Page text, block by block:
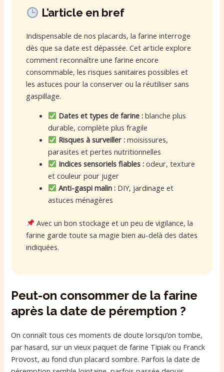
L’article en bref
Indispensable de nos placards, la farine interroge
dès que sa date est dépassée. Cet article explore
comment reconnaître une farine encore
consommable, les risques sanitaires possibles et
les astuces pour la conserver ou la réutiliser sans
gaspillage.
Dates et types de farine :blanche plus
durable, complète plus fragile
Risques à surveiller :moisissures,
parasites et pertes nutritionnelles
Indices sensoriels fiables :odeur, texture
et couleur pour juger
Anti-gaspi malin :DIY, jardinage et
astuces ménagères
Avec un bon stockage et un peu de vigilance, la
farine garde toute sa magie bien au-delà des dates
indiquées.
Peut-on consommer de la farine
après la date de péremption ?
On connaît tous ces moments de doute lorsqu’on tombe,
par hasard, sur un vieux paquet de farine Tipiak ou Franck
Provost, au fond d’un placard sombre. Parfois la date de